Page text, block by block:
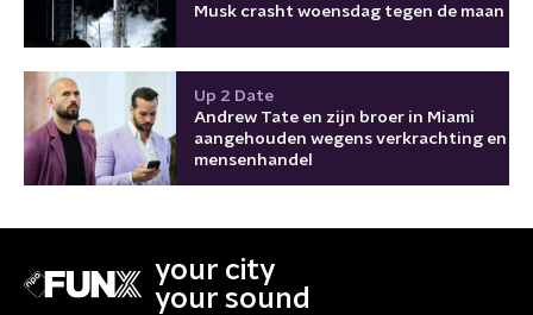
Musk crasht woensdag tegen de maan
Up 2 Date
Andrew Tate en zijn broer in Miami
aangehouden wegens verkrachting en
mensenhandel
your city
your sound